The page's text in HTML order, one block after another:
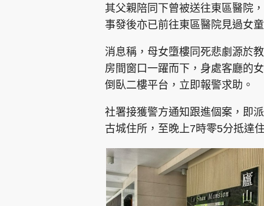
Oh!爸媽 JobMarket 頭條搵工
其父親陪同下曾被送往東區醫院
事發後亦已前往東區醫院見過女
消息稱，母女墮樓同死悲劇源於
房間窗口一躍而下，身處客廳的
倒臥二樓平台，立即報警求助。
社署接獲警方通知跟進個案，即
古城住所，至晚上7時零5分抵達